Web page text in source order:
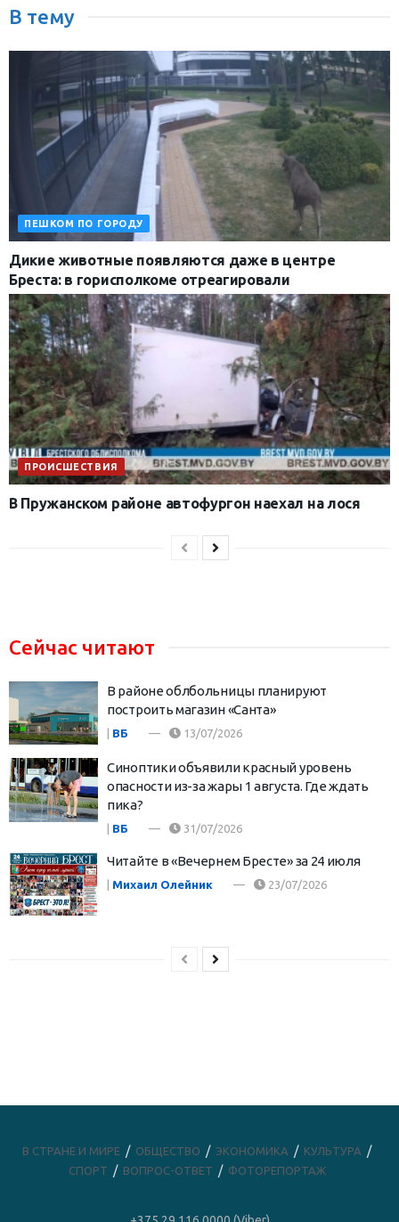
В тему
ПЕШКОМ ПО ГОРОДУ
Дикие животные появляются даже в центре
Бреста: в горисполкоме отреагировали
ПРОИСШЕСТВИЯ
В Пружанском районе автофургон наехал на лося
Сейчас читают
В районе облбольницы планируют
построить магазин «Санта»
| ВБ 13/07/2026
Синоптики объявили красный уровень
опасности из-за жары 1 августа. Где ждать
пика?
ВБ 31/07/2026
Читайте в «Вечернем Бресте» за 24 июля
Михаил Олейник 23/07/2026
В СТРАНЕ И МИРЕ ОБЩЕСТВО ЭКОНОМИКА
КУЛЬТУРА
СПОРТ
ВОПРОС-ОТВЕТ ФОТОРЕПОРТАЖ